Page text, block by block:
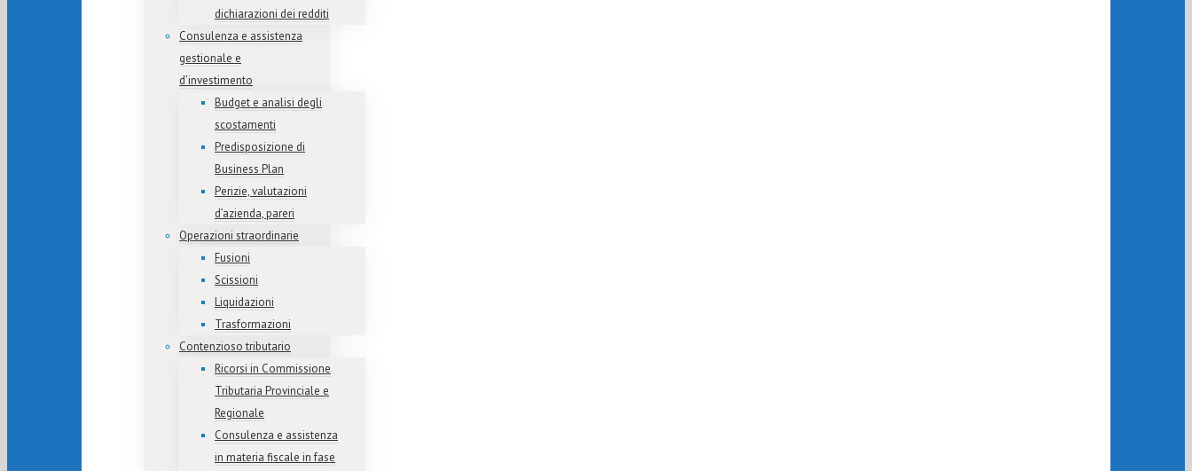
dichiarazioni dei redditi
Consulenza e assistenza
gestionale e
d’investimento
Budget e analisi degli
scostamenti
Predisposizione di
Business Plan
Perizie, valutazioni
d’azienda, pareri
Operazioni straordinarie
Fusioni
Scissioni
Liquidazioni
Trasformazioni
Contenzioso tributario
Ricorsi in Commissione
Tributaria Provinciale e
Regionale
Consulenza e assistenza
in materia fiscale in fase